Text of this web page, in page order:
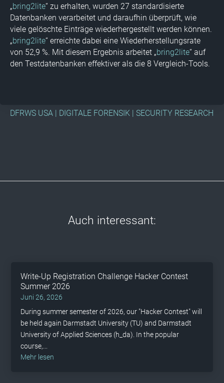
„bring2lite“ zu erhalten, wurden 27 standardisierte
Datenbanken verarbeitet und daraufhin überprüft, wie
viele gelöschte Einträge wiederhergestellt werden können.
„bring2lite“ erreichte dabei eine Wiederherstellungsrate
von 52,9 %. Mit diesem Ergebnis arbeitet „bring2lite“ auf
den Testdatenbanken effektiver als die 8 Vergleich-Tools.
DFRWS USA | DIGITALE FORENSIK | SECURITY RESEARCH
Auch interessant:
Write-Up Registration Challenge Hacker Contest
Summer 2026
Juni 26, 2026
During summer semester of 2026, our "Hacker Contest" will
be held again Darmstadt University (TU) and Darmstadt
University of Applied Sciences (h_da). In the popular
course,...
mehr lesen